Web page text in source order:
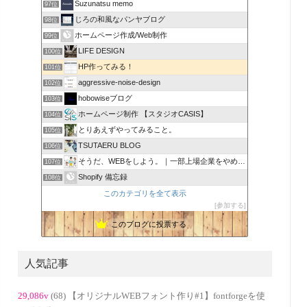
97位 Suzunatsu memo
98位 じろの和風なパンヤブログ
99位 ホームページ作成/Web制作
100位 LIFE DESIGN
101位 HP作ってみる！
102位 aggressive-noise-design
103位 hobowiseブログ
104位 ホームページ制作 【スタジオCASIS】
105位 とりあえずやってみること。
106位 TSUTAERU BLOG
107位 そうだ、WEBをしよう。｜一部上場企業をやめてWEB担当に
108位 Shopify 備忘録
このカテゴリを全て表示
参加する
このブログに投票する
人気記事
29,086v (68) 【オリジナルWEBフォント作り#1】fontforgeを使